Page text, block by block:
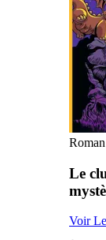
Le
Voir